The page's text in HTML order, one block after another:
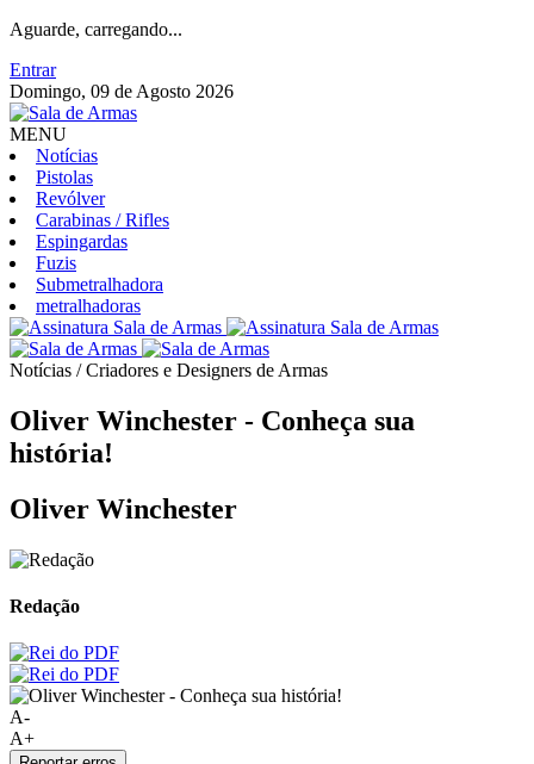
Aguarde, carregando...
Entrar
Domingo, 09 de Agosto 2026
MENU
Notícias
Pistolas
Revólver
Carabinas / Rifles
Espingardas
Fuzis
Submetralhadora
metralhadoras
Notícias / Criadores e Designers de Armas
Oliver Winchester - Conheça sua
história!
Oliver Winchester
Redação
A-
A+